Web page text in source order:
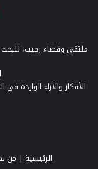
ملتقى وفضاء رحيب،
الأفكار والآراء الواردة
الرئيسية | من